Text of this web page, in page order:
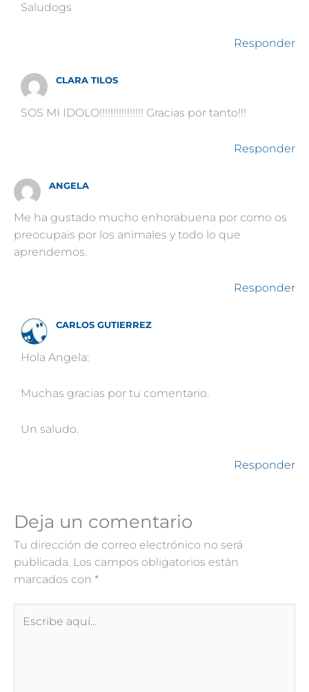
Saludogs
Responder
CLARA TILOS
SOS MI IDOLO!!!!!!!!!!!!!!!! Gracias por tanto!!!
Responder
ANGELA
Me ha gustado mucho enhorabuena por como os
preocupais por los animales y todo lo que
aprendemos.
Responder
CARLOS GUTIERREZ
Hola Angela:
Muchas gracias por tu comentario.
Un saludo.
Responder
Deja un comentario
Tu dirección de correo electrónico no será
publicada. Los campos obligatorios están
marcados con *
aquí...